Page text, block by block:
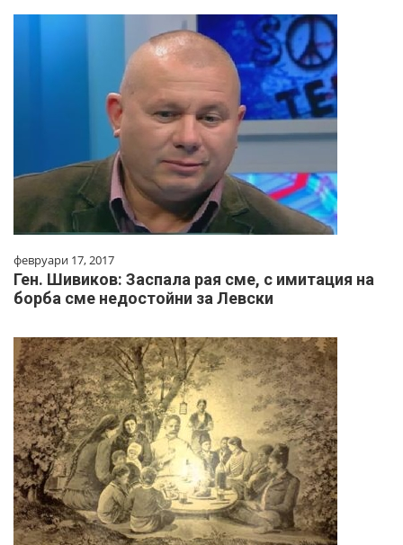
февруари 17, 2017
Ген. Шивиков: Заспала рая сме, с имитация на
борба сме недостойни за Левски